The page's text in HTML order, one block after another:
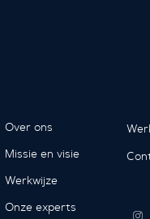
Over ons
Missie en visie
Werkwijze
Onze experts